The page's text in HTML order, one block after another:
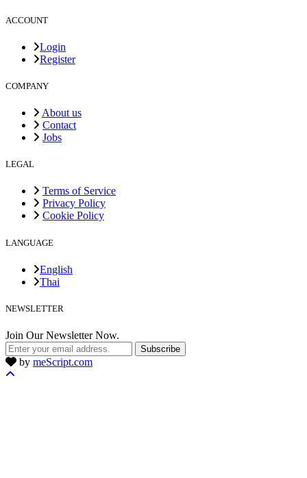
ACCOUNT
Login
Register
COMPANY
About us
Contact
Jobs
LEGAL
Terms of Service
Privacy Policy
Cookie Policy
LANGUAGE
English
Thai
NEWSLETTER
Join Our Newsletter Now.
Subscribe
by meScript.com